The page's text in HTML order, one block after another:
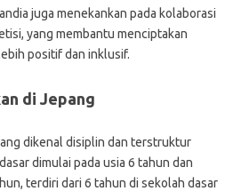
juga menekankan pada kolaborasi
yang membantu menciptakan
positif dan inklusif.
di Jepang
dikenal disiplin dan terstruktur
dimulai pada usia 6 tahun dan
terdiri dari 6 tahun di sekolah dasar